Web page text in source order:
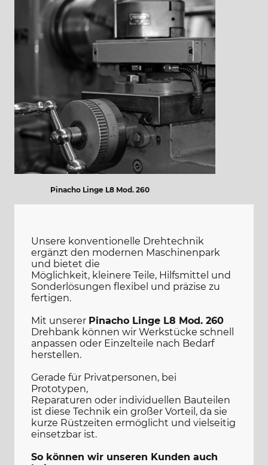
Unsere konventionelle Drehtechnik
ergänzt den modernen Maschinenpark
und bietet die
Möglichkeit, kleinere Teile, Hilfsmittel und
Sonderlösungen flexibel und präzise zu
fertigen.
Mit unserer Pinacho Linge L8 Mod. 260
Drehbank können wir Werkstücke schnell
anpassen oder Einzelteile nach Bedarf
herstellen.
Gerade für Privatpersonen, bei
Prototypen,
Reparaturen oder individuellen Bauteilen
ist diese Technik ein großer Vorteil, da sie
kurze Rüstzeiten ermöglicht und vielseitig
einsetzbar ist.
So können wir unseren Kunden auch
Pinacho Linge L8 Mod. 260